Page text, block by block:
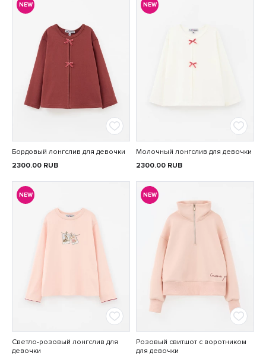
NEW
Бордовый лонгслив для девочки
2300.00 RUB
NEW
Молочный лонгслив для девочки
2300.00 RUB
NEW
Светло-розовый лонгслив для
девочки
NEW
Розовый свитшот с воротником
для девочки